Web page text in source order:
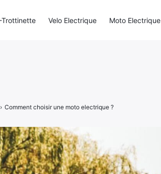
› Comment choisir une moto electrique ?
Trottinette Velo Electrique Moto Electrique